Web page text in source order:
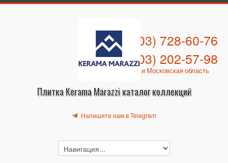
Плитка Kerama Marazzi каталог коллекций
+7 (903) 728-60-76
+7 (903) 202-57-98
Москва и Московская область
Напишите нам в Telegram